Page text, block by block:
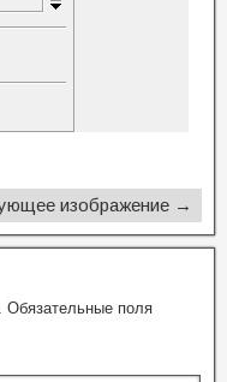
изображение →
Обязательные поля